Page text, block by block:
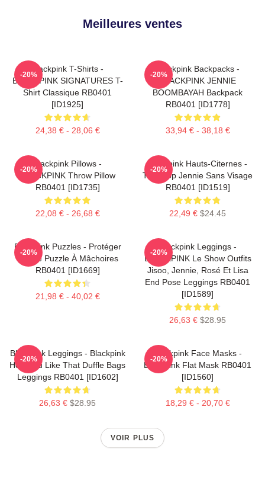
Meilleures ventes
Blackpink T-Shirts -
BLACKPINK SIGNATURES T-
Shirt Classique RB0401
[ID1925]
24,38 € - 28,06 €
-20%
Blackpink Backpacks -
BLACKPINK JENNIE
BOOMBAYAH Backpack
RB0401 [ID1778]
33,94 € - 38,18 €
-20%
Blackpink Pillows -
BLACKPINK Throw Pillow
RB0401 [ID1735]
22,08 € - 26,68 €
-20%
Blackpink Hauts-Citernes -
Tank Top Jennie Sans Visage
RB0401 [ID1519]
22,49 € $24.45
-20%
Blackpink Puzzles - Protéger
Jennie Puzzle À Mâchoires
RB0401 [ID1669]
21,98 € - 40,02 €
-20%
Blackpink Leggings -
BLACKPINK Le Show Outfits
Jisoo, Jennie, Rosé Et Lisa
End Pose Leggings RB0401
[ID1589]
26,63 € $28.95
-20%
Blackpink Leggings - Blackpink
How You Like That Duffle Bags
Leggings RB0401 [ID1602]
26,63 € $28.95
-20%
Blackpink Face Masks -
BlackPink Flat Mask RB0401
[ID1560]
18,29 € - 20,70 €
-20%
VOIR PLUS